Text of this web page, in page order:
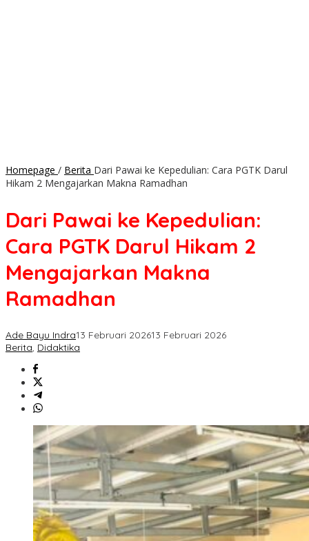
Homepage / Berita Dari Pawai ke Kepedulian: Cara PGTK Darul
Hikam 2 Mengajarkan Makna Ramadhan
Dari Pawai ke Kepedulian:
Cara PGTK Darul Hikam 2
Mengajarkan Makna
Ramadhan
Ade Bayu Indra13 Februari 202613 Februari 2026
Berita, Didaktika